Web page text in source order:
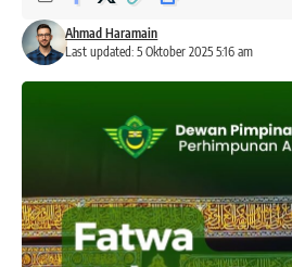
Last updated: 5 Oktober 2025 5:16 am
Ahmad Haramain